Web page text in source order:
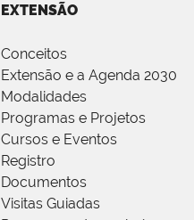
EXTENSÃO
Conceitos
Extensão e a Agenda 2030
Modalidades
Programas e Projetos
Cursos e Eventos
Registro
Documentos
Visitas Guiadas